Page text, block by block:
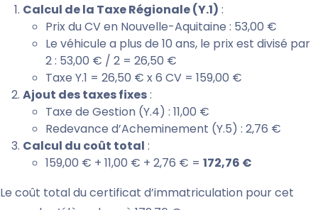
Calcul de la Taxe Régionale (Y.1) :
Prix du CV en Nouvelle-Aquitaine : 53,00 €
Le véhicule a plus de 10 ans, le prix est divisé par
2 : 53,00 € / 2 = 26,50 €
Taxe Y.1 = 26,50 € x 6 CV = 159,00 €
Ajout des taxes fixes:
Taxe de Gestion (Y.4) : 11,00 €
Redevance d’Acheminement (Y.5) : 2,76 €
Calcul du coût total :
159,00 € + 11,00 € + 2,76 € = 172,76 €
Le coût total du certificat d’immatriculation pour cet